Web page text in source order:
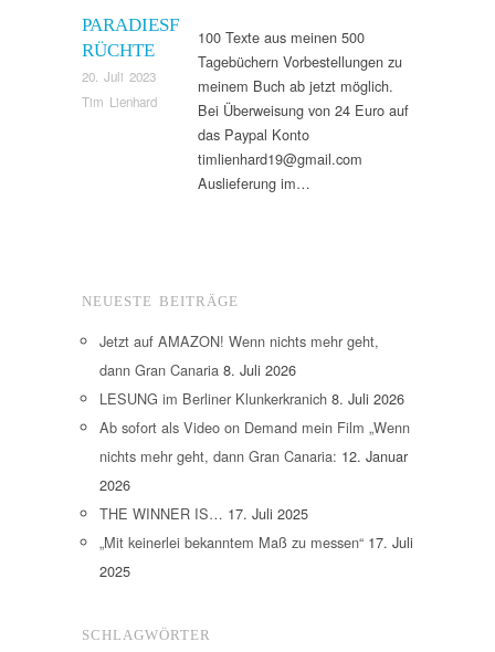
PARADIESF
RÜCHTE
20. Juli 2023
Tim Lienhard
100 Texte aus meinen 500
Tagebüchern Vorbestellungen zu
meinem Buch ab jetzt möglich.
Bei Überweisung von 24 Euro auf
das Paypal Konto
timlienhard19@gmail.com
Auslieferung im…
NEUESTE BEITRÄGE
Jetzt auf AMAZON! Wenn nichts mehr geht,
dann Gran Canaria 8. Juli 2026
LESUNG im Berliner Klunkerkranich 8. Juli 2026
Ab sofort als Video on Demand mein Film „Wenn
nichts mehr geht, dann Gran Canaria: 12. Januar
2026
THE WINNER IS… 17. Juli 2025
„Mit keinerlei bekanntem Maß zu messen“ 17. Juli
2025
SCHLAGWÖRTER